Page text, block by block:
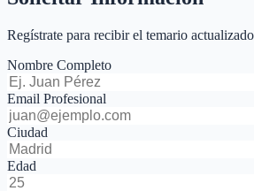
Regístrate para recibir el temario
Nombre Completo
Email Profesional
Ciudad
Edad